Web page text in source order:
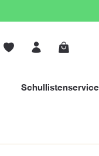
Schullistenservice